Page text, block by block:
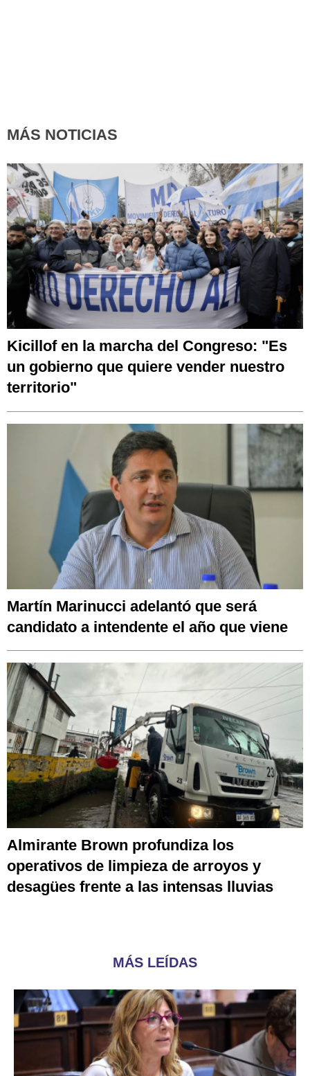
MÁS NOTICIAS
Kicillof en la marcha del Congreso: "Es
un gobierno que quiere vender nuestro
territorio"
Martín Marinucci adelantó que será
candidato a intendente el año que viene
Almirante Brown profundiza los
operativos de limpieza de arroyos y
desagües frente a las intensas lluvias
MÁS LEÍDAS